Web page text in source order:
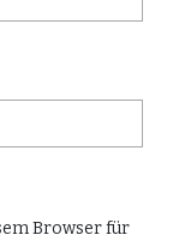
Browser für